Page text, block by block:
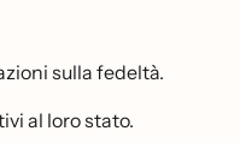
sulla fedeltà.
al loro stato.